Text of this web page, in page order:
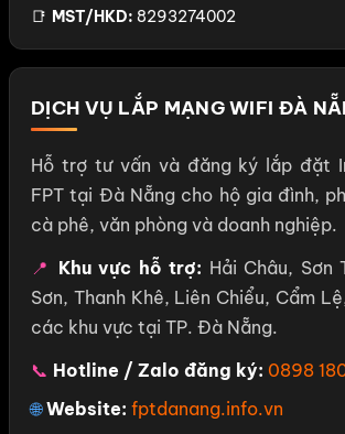
📑 MST/HKD: 8293274002
DỊCH VỤ LẮP MẠNG WIFI ĐÀ
Hỗ trợ tư vấn và đăng ký lắp đặt
FPT tại Đà Nẵng cho hộ gia đình,
cà phê, văn phòng và doanh nghiệp.
📍 Khu vực hỗ trợ: Hải Châu, Sơn
Sơn, Thanh Khê, Liên Chiểu, Cẩm
các khu vực tại TP. Đà Nẵng.
📞 Hotline / Zalo đăng ký: 0898
🌐 Website: fptdanang.info.vn